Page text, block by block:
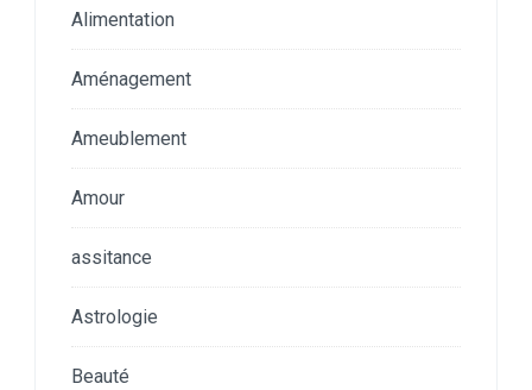
Alimentation
Aménagement
Ameublement
Amour
assitance
Astrologie
Beauté